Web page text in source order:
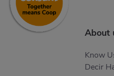
About
Know
Decir